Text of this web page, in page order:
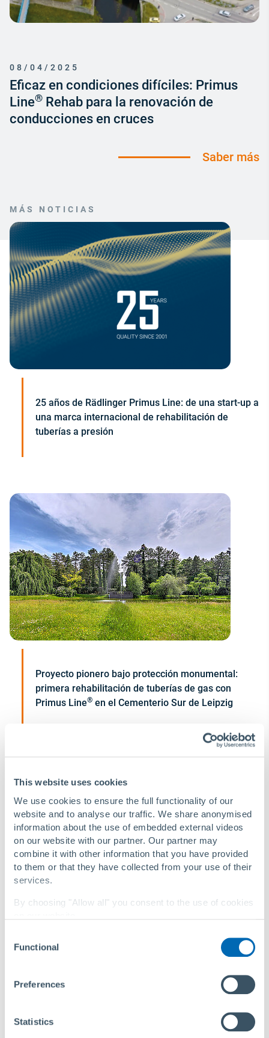
This website uses cookies
We use cookies to ensure the full functionality of our
website and to analyse our traffic. We share anonymised
information about the use of embedded external videos
on our website with our partner. Our partner may
combine it with other information that you have provided
to them or that they have collected from your use of their
services.
By choosing "Allow all" you consent to the use of cookies
link in
our privacy policy
Selection
Functional
Preferences
Statistics
08/04/2025
Eficaz en condiciones difíciles: Primus
Line® Rehab para la renovación de
conducciones en cruces
Saber más
MÁS NOTICIAS
25 años de Rädlinger Primus Line: de una start-up a
una marca internacional de rehabilitación de
tuberías a presión
Proyecto pionero bajo protección monumental:
primera rehabilitación de tuberías de gas con
Primus Line® en el Cementerio Sur de Leipzig
Eficaz en condiciones difíciles: Primus Line ®
Rehab
para la renovación de conducciones en cruces